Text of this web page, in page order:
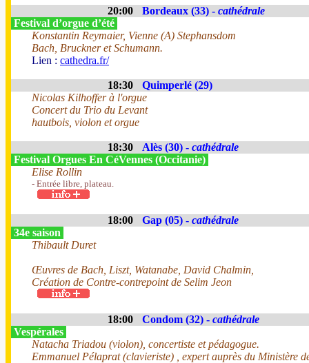
20:00 Bordeaux (33) - cathédrale
Festival d’orgue d’été
Konstantin Reymaier, Vienne (A) Stephansdom
Bach, Bruckner et Schumann.
Lien : cathedra.fr/
18:30
Quimperlé (29)
Nicolas Kilhoffer à l'orgue
Concert du Trio du Levant
hautbois, violon et orgue
18:30 Alès (30) - cathédrale
Festival Orgues En CéVennes (Occitanie)
Elise Rollin
- Entrée libre, plateau.
18:00 Gap (05) - cathédrale
34e saison
Thibault Duret
Œuvres de Bach, Liszt, Watanabe, David Chalmin,
Création de Contre-contrepoint de Selim Jeon
18:00 Condom (32) - cathédrale
Vespérales
Natacha Triadou (violon), concertiste et pédagogue.
Emmanuel Pélaprat (clavieriste) , expert auprès du Ministère